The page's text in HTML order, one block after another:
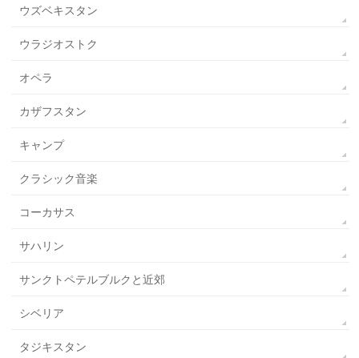
ウズベキスタン
ウラジオストク
オペラ
カザフスタン
キャンプ
クラシック音楽
コーカサス
サハリン
サンクトペテルブルクと近郊
シベリア
タジキスタン